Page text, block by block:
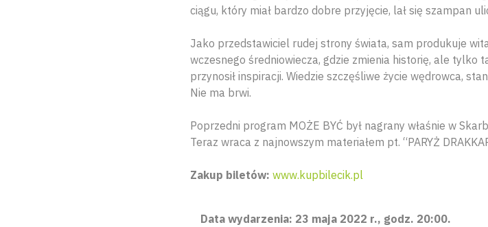
ciągu, który miał bardzo dobre przyjęcie, lał się szampan
Jako przedstawiciel rudej strony świata, sam produkuje
wczesnego średniowiecza, gdzie zmienia historię, ale tylko
przynosił inspiracji. Wiedzie szczęśliwe życie wędrowca,
Nie ma brwi.
Poprzedni program MOŻE BYĆ był nagrany właśnie w
Teraz wraca z najnowszym materiałem pt. “PARYŻ
Zakup biletów: www.kupbilecik.pl
Data wydarzenia: 23 maja 2022 r., godz. 20:00.